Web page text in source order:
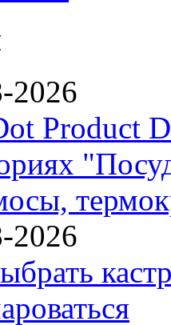
2026
Product
2026